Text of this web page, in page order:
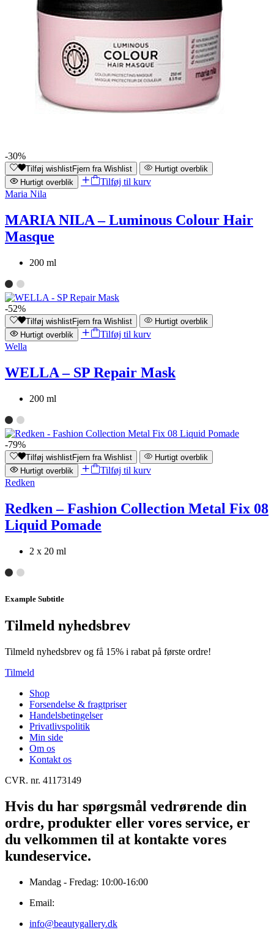
-30%
Tilføj wishlistFjern fra Wishlist
Hurtigt overblik
Hurtigt overblik
Tilføj til kurv
Maria Nila
MARIA NILA – Luminous Colour Hair
Masque
200 ml
-52%
Tilføj wishlistFjern fra Wishlist
Hurtigt overblik
Hurtigt overblik
Tilføj til kurv
Wella
WELLA – SP Repair Mask
200 ml
-79%
Tilføj wishlistFjern fra Wishlist
Hurtigt overblik
Hurtigt overblik
Tilføj til kurv
Redken
Redken – Fashion Collection Metal Fix 08
Liquid Pomade
2 x 20 ml
Example Subtitle
Tilmeld nyhedsbrev
Tilmeld nyhedsbrev og få 15% i rabat på første ordre!
Tilmeld
Shop
Forsendelse & fragtpriser
Handelsbetingelser
Privatlivspolitik
Min side
Om os
Kontakt os
CVR. nr. 41173149
Hvis du har spørgsmål vedrørende din
ordre, produkter eller vores service, er
du velkommen til at kontakte vores
kundeservice.
Mandag - Fredag: 10:00-16:00
Email:
info@beautygallery.dk